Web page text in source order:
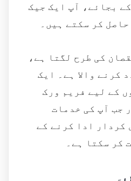
بجائے، آپ ایک جیک
کر سکتے ہیں۔
کی طرح لگتا ہے،
کرنے والا ہے۔ ایک
کے لیے فریم ورک
جب آپ کی خدمات
کردار ادا کرنے کے
کر سکتا ہے۔